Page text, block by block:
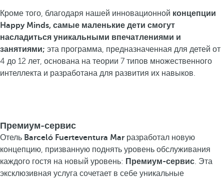
Кроме того, благодаря нашей инновационной концепции
Happy Minds, самые маленькие дети смогут
насладиться уникальными впечатлениями и
занятиями; эта программа, предназначенная для детей от
4 до 12 лет, основана на теории 7 типов множественного
интеллекта и разработана для развития их навыков.
Премиум-сервис
Отель Barceló Fuerteventura Mar разработал новую
концепцию, призванную поднять уровень обслуживания
каждого гостя на новый уровень: Премиум-сервис . Эта
эксклюзивная услуга сочетает в себе уникальные